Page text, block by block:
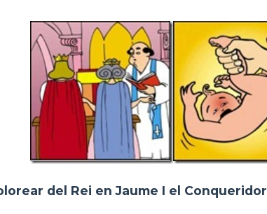
del Rei en Jaume I el Conqueridor